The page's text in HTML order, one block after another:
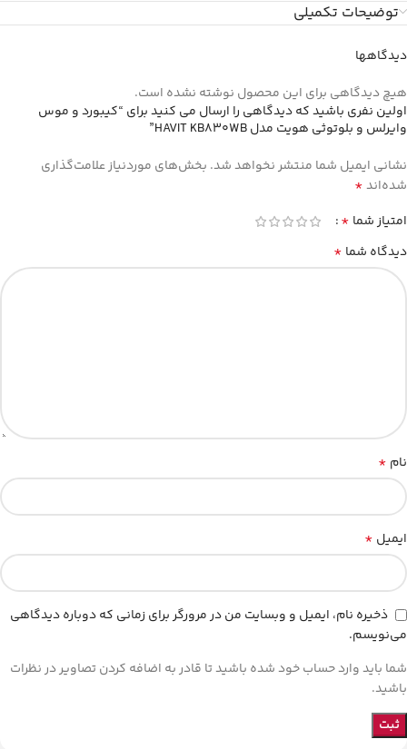
توضیحات تکمیلی
دیدگاهها
هیچ دیدگاهی برای این محصول نوشته نشده است.
اولین نفری باشید که دیدگاهی را ارسال می کنید برای “کیبورد و موس
وایرلس و بلوتوثی هویت مدل HAVIT KB830WB”
نشانی ایمیل شما منتشر نخواهد شد. بخش‌های موردنیاز علامت‌گذاری
شده‌اند*
امتیاز شما *
دیدگاه شما *
نام *
ایمیل *
ذخیره نام، ایمیل و وبسایت من در مرورگر برای زمانی که دوباره دیدگاهی
می‌نویسم.
شما باید وارد حساب خود شده باشید تا قادر به اضافه کردن تصاویر در نظرات
باشید.